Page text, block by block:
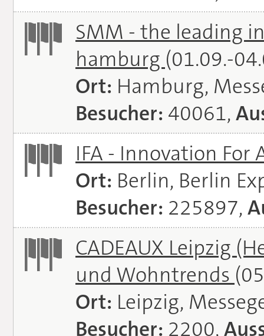
SMM - the leading
hamburg (01.09.-
Ort: Hamburg,
Besucher: 40061,
IFA - Innovation For
Ort: Berlin, Berlin
Besucher: 225897,
CADEAUX Leipzig
und Wohntrends
Ort: Leipzig,
Besucher: 2200,